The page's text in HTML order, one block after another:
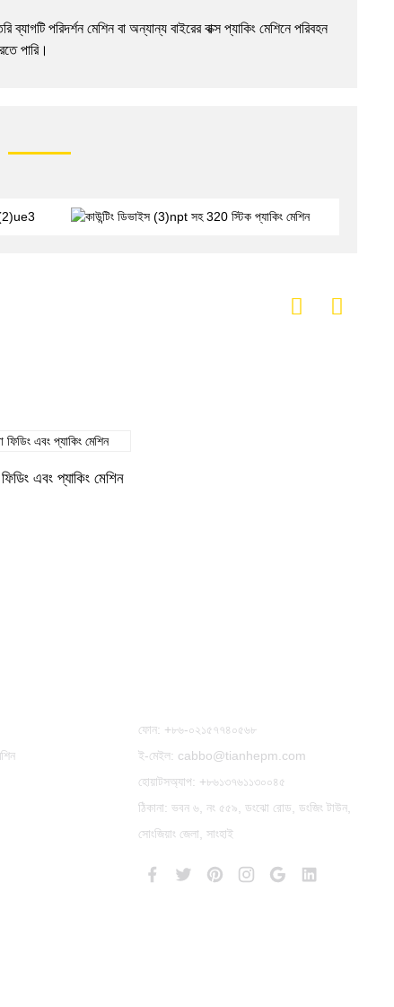
পরিদর্শন মেশিন বা অন্যান্য বাইরের বাক্স প্যাকিং মেশিনে পরিবহন
পারি।
এবং প্যাকিং মেশিন
ফোন: +৮৬-০২১৫৭৭৪০৫৬৮
ই-মেইল: cabbo@tianhepm.com
হোয়াটসঅ্যাপ: +৮৬১৩৭৬১১৩০০৪৫
ঠিকানা: ভবন ৬, নং ৫৫৯, ডংঝো রোড, ডংজিং টাউন,
সোংজিয়াং জেলা, সাংহাই